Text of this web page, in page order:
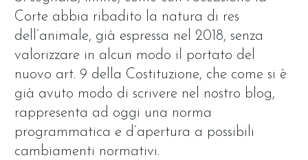
Corte abbia ribadito la natura di res
dell’animale, già espressa nel 2018, senza
valorizzare in alcun modo il portato del
nuovo art. 9 della Costituzione, che come si è
già avuto modo di scrivere nel nostro blog,
rappresenta ad oggi una norma
programmatica e d’apertura a possibili
cambiamenti normativi.